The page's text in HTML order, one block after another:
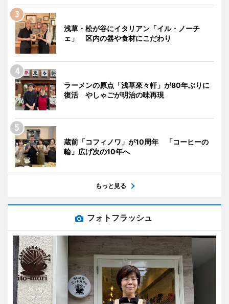
浅草・松が谷にイタリアン「イル・ノーチ
ェ」 区内の器や食材にこだわり
ラーメンの原点「浅草來々軒」が80年ぶりに
復活 やしゃごが明治の味再現
蔵前「コフィノワ」が10周年 「コーヒーの
輪」広げ次の10年へ
もっと見る
フォトフラッシュ